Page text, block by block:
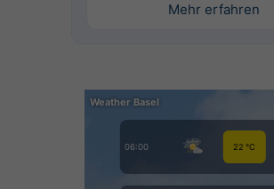
Mehr erfahren